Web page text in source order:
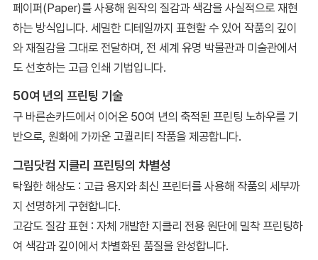
페이퍼(Paper)를 사용해 원작의 질감과 색감을 사실적으로 재현
하는 방식입니다. 세밀한 디테일까지 표현할 수 있어 작품의 깊이
와 재질감을 그대로 전달하며, 전 세계 유명 박물관과 미술관에서
도 선호하는 고급 인쇄 기법입니다.
50여 년의 프린팅 기술
구 바른손카드에서 이어온 50여 년의 축적된 프린팅 노하우를 기
반으로, 원화에 가까운 고퀄리티 작품을 제공합니다.
그림닷컴 지클리 프린팅의 차별성
탁월한 해상도 : 고급 용지와 최신 프린터를 사용해 작품의 세부까
지 선명하게 구현합니다.
고감도 질감 표현 : 자체 개발한 지클리 전용 원단에 밀착 프린팅하
여 색감과 깊이에서 차별화된 품질을 완성합니다.